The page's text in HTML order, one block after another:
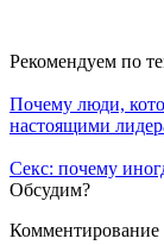
Рекомендуем по
Почему люди,
настоящими
Секс: почему
Обсудим?
Комментирование